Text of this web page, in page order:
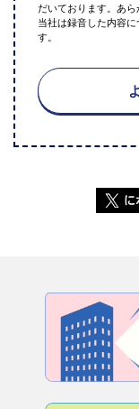
だいております。あら
当社は録音した内容
す。